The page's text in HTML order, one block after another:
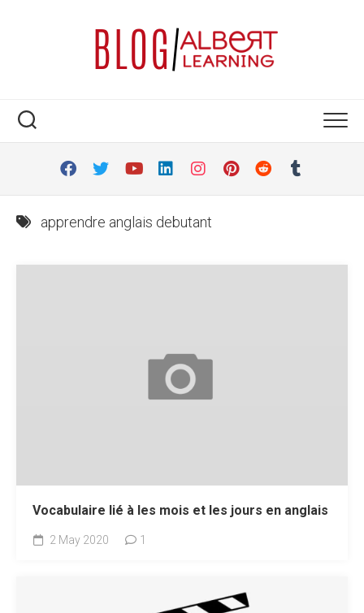
apprendre anglais debutant
Vocabulaire lié à les mois et les jours en anglais
2 May 2020 1